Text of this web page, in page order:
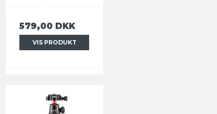
579,00 DKK
VIS PRODUKT